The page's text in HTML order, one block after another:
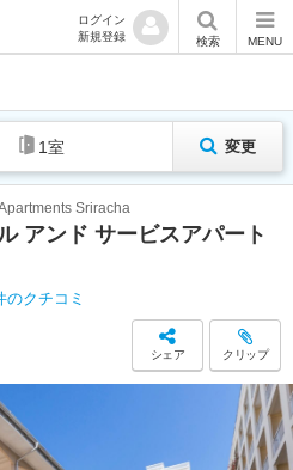
ログイン
新規登録
検索 MENU
1室 変更
アンド サービスアパート
Sriracha
のクチコミ
シェア クリップ